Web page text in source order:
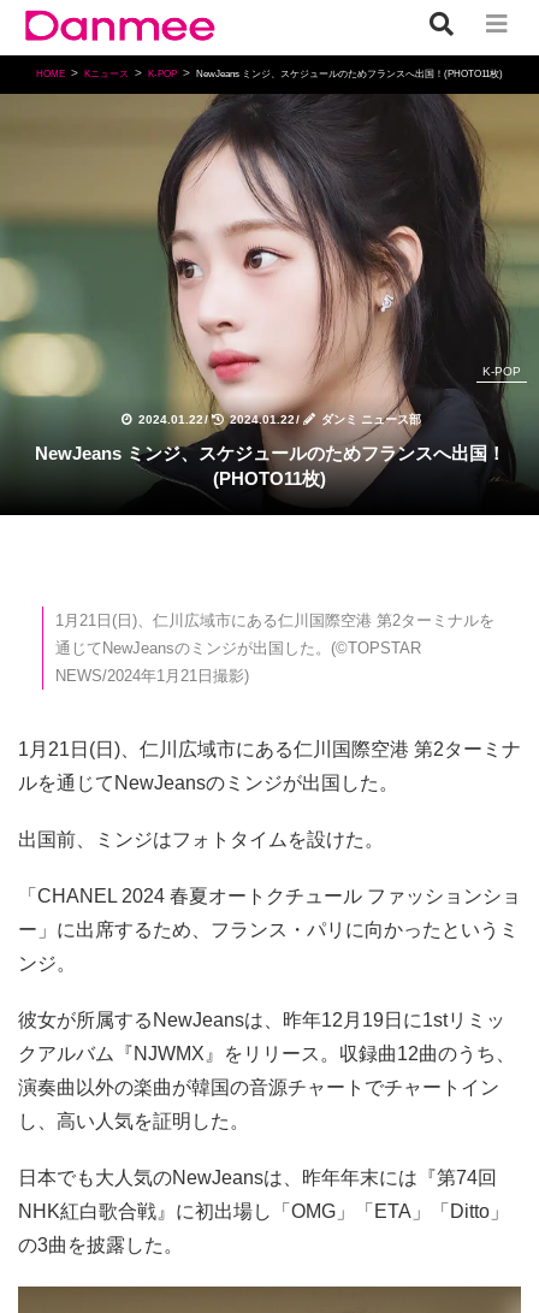
HOME Kニュース K-POP NewJeans ミンジ、スケジュールのためフランスへ出国！(PHOTO11枚)
2024.01.22/ 2024.01.22/ ダンミ ニュース部
K-POP
NewJeans ミンジ、スケジュールのためフランスへ出国！
(PHOTO11枚)
1月21日(日)、仁川広域市にある仁川国際空港 第2ターミナルを
通じてNewJeansのミンジが出国した。(©TOPSTAR
NEWS/2024年1月21日撮影)
1月21日(日)、仁川広域市にある仁川国際空港 第2ターミナ
ルを通じてNewJeansのミンジが出国した。
出国前、ミンジはフォトタイムを設けた。
「CHANEL 2024 春夏オートクチュール ファッションショ
ー」に出席するため、フランス・パリに向かったというミ
ンジ。
彼女が所属するNewJeansは、昨年12月19日に1stリミッ
クアルバム『NJWMX』をリリース。収録曲12曲のうち、
演奏曲以外の楽曲が韓国の音源チャートでチャートイン
し、高い人気を証明した。
日本でも大人気のNewJeansは、昨年年末には『第74回
NHK紅白歌合戦』に初出場し「OMG」「ETA」「Ditto」
の3曲を披露した。